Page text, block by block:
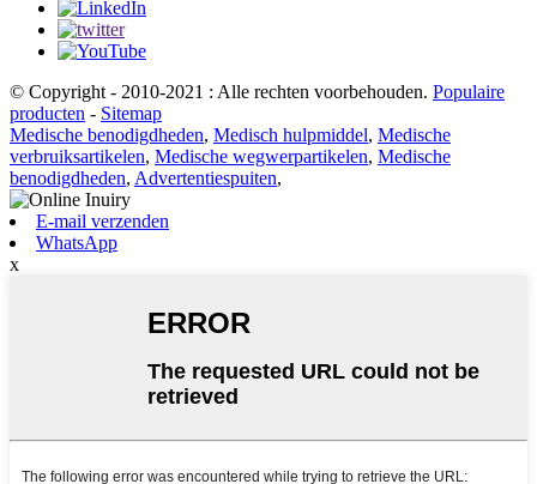
© Copyright - 2010-2021 : Alle rechten voorbehouden. Populaire
producten - Sitemap
Medische benodigdheden, Medisch hulpmiddel, Medische
verbruiksartikelen, Medische wegwerpartikelen, Medische
benodigdheden, Advertentiespuiten,
E-mail verzenden
WhatsApp
x